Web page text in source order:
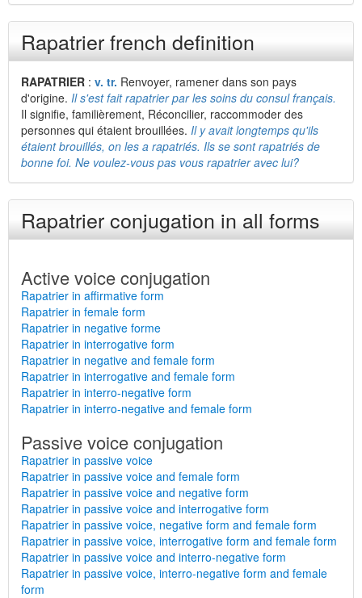
Rapatrier french definition
RAPATRIER : v. tr. Renvoyer, ramener dans son pays
d'origine. Il s'est fait rapatrier par les soins du consul français.
Il signifie, familièrement, Réconcilier, raccommoder des
personnes qui étaient brouillées. Il y avait longtemps qu'ils
étaient brouillés, on les a rapatriés. Ils se sont rapatriés de
bonne foi. Ne voulez-vous pas vous rapatrier avec lui?
Rapatrier conjugation in all forms
Active voice conjugation
Rapatrier in affirmative form
Rapatrier in female form
Rapatrier in negative forme
Rapatrier in interrogative form
Rapatrier in negative and female form
Rapatrier in interrogative and female form
Rapatrier in interro-negative form
Rapatrier in interro-negative and female form
Passive voice conjugation
Rapatrier in passive voice
Rapatrier in passive voice and female form
Rapatrier in passive voice and negative form
Rapatrier in passive voice and interrogative form
Rapatrier in passive voice, negative form and female form
Rapatrier in passive voice, interrogative form and female form
Rapatrier in passive voice and interro-negative form
Rapatrier in passive voice, interro-negative form and female
form